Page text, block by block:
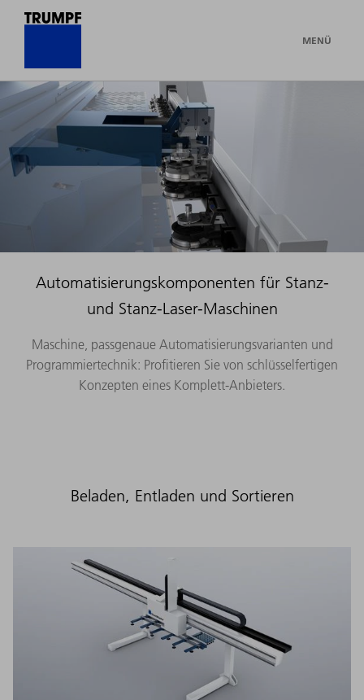
MENÜ
Automatisierungskomponenten für Stanz-
und Stanz-Laser-Maschinen
Maschine, passgenaue Automatisierungsvarianten und
Programmiertechnik: Profitieren Sie von schlüsselfertigen
Konzepten eines Komplett-Anbieters.
Beladen, Entladen und Sortieren